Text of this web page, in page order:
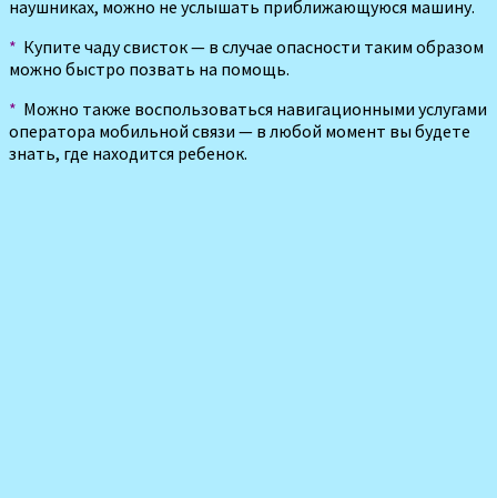
наушниках, можно не услышать приближающуюся машину.
* Купите чаду свисток — в случае опасности таким образом
можно быстро позвать на помощь.
* Можно также воспользоваться навигационными услугами
оператора мобильной связи — в любой момент вы будете
знать, где находится ребенок.